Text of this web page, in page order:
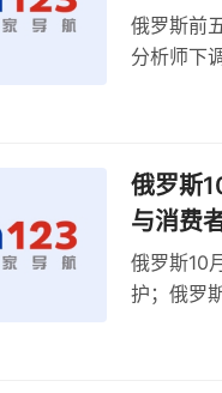
俄罗斯前
分析师下
俄罗斯
与消费
俄罗斯10
护；俄罗